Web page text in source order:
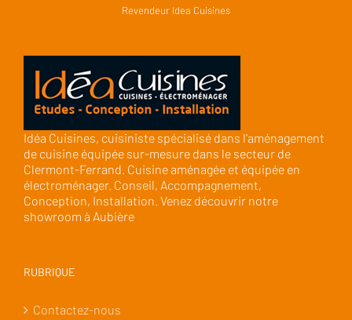
Revendeur Idea Cuisines
Idéa Cuisines, cuisiniste spécialisé dans l'aménagement
de cuisine équipée sur-mesure dans le secteur de
Clermont-Ferrand. Cuisine aménagée et équipée en
électroménager. Conseil, Accompagnement,
Conception, Installation. Venez découvrir notre
showroom à Aubière
RUBRIQUE
Contactez-nous